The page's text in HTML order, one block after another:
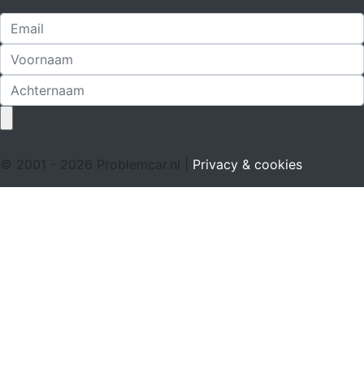
© 2001 - 2026 Problemcar.nl | Privacy & cookies